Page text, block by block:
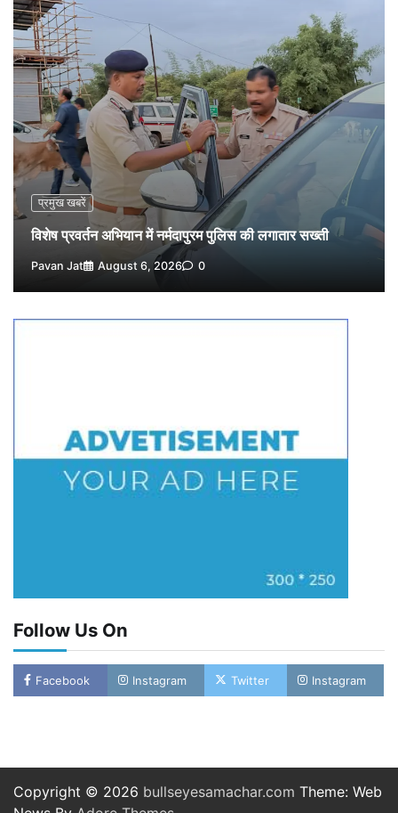
2
3
नपा सहकारी समिति में 25 लाख से अधिक का गेहूं सड़ा, 5,700
क्विंटल खराब अनाज वेयरहाउस ने लौटाया
Pavan Jat August 5, 2026 0
4
पर्सनल लोन, क्रेडिट कार्ड और क्यूआर कोड के नाम पर लाखों की
साइबर ठगी, फर्जी सिम बेचने वाला आरोपी गिरफ्तार
Pavan Jat August 5, 2026
5
विशेष प्रवर्तन अभियान में नर्मदापुरम पुलिस की सख्त कार्रवाई
Pavan Jat August 5, 2026
प्रमुख खबरें
विशेष प्रवर्तन अभियान में नर्मदापुरम पुलिस की लगातार सख्ती
Pavan Jat August 6, 2026 0
Follow Us On
Facebook Instagram Twitter Instagram
Copyright © 2026 bullseyesamachar.com Theme: Web